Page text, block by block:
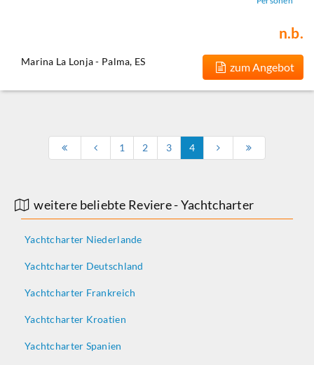
n.b.
Marina La Lonja - Palma, ES zum Angebot
1 2 3 4
weitere beliebte Reviere - Yachtcharter
Yachtcharter Niederlande
Yachtcharter Deutschland
Yachtcharter Frankreich
Yachtcharter Kroatien
Yachtcharter Spanien